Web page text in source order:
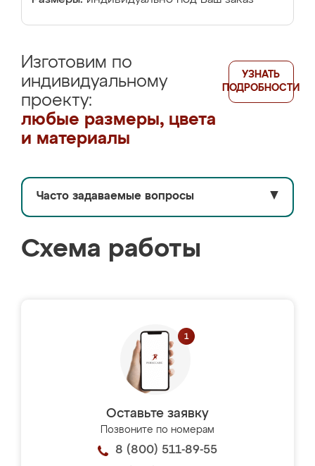
Изготовим по
индивидуальному
проекту:
любые размеры, цвета
и материалы
УЗНАТЬ
ПОДРОБНОСТИ
Часто задаваемые вопросы ▼
Схема работы
Оставьте заявку
Позвоните по номерам
8 (800) 511-89-55